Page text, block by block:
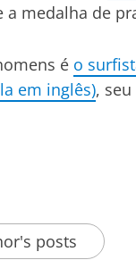
a medalha de
é o
em inglês),
posts